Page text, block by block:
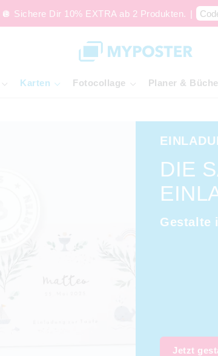
🪩 Sichere Dir 10% EXTRA ab 2 Produkten. |
Karten Fotocollage Planer &
DIE
Gestalte
Jetzt